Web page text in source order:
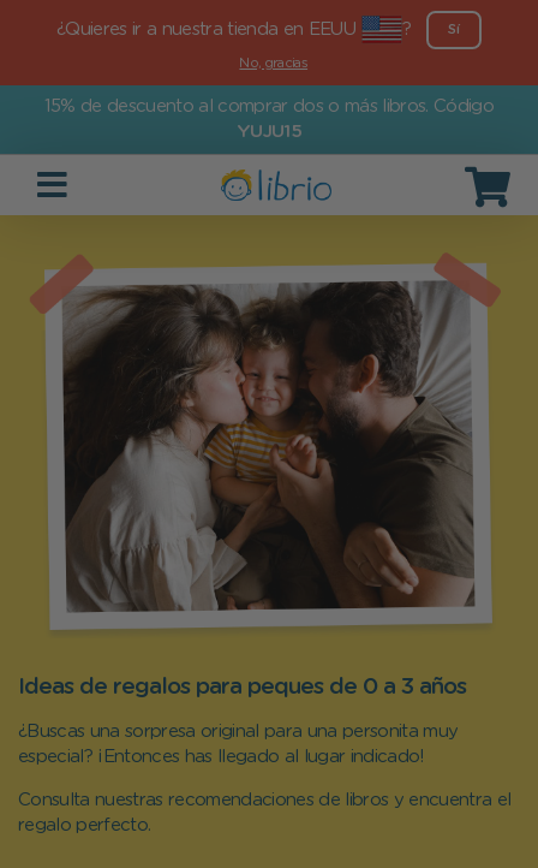
¿Quieres ir a nuestra tienda en EEUU ? Sí
No, gracias
15% de descuento al comprar dos o más libros. Código
YUJU15
Ideas de regalos para peques de 0 a 3 años
¿Buscas una sorpresa original para una personita muy
especial? ¡Entonces has llegado al lugar indicado!
Consulta nuestras recomendaciones de libros y encuentra el
regalo perfecto.